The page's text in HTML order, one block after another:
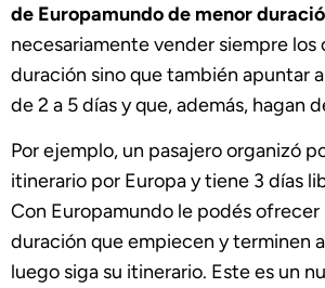
de Europamundo de menor
necesariamente vender siempre los
duración sino que también apuntar
de 2 a 5 días y que, además, hagan
Por ejemplo, un pasajero organizó
itinerario por Europa y tiene 3 días
Con Europamundo le podés ofrecer
duración que empiecen y terminen
luego siga su itinerario. Este es un